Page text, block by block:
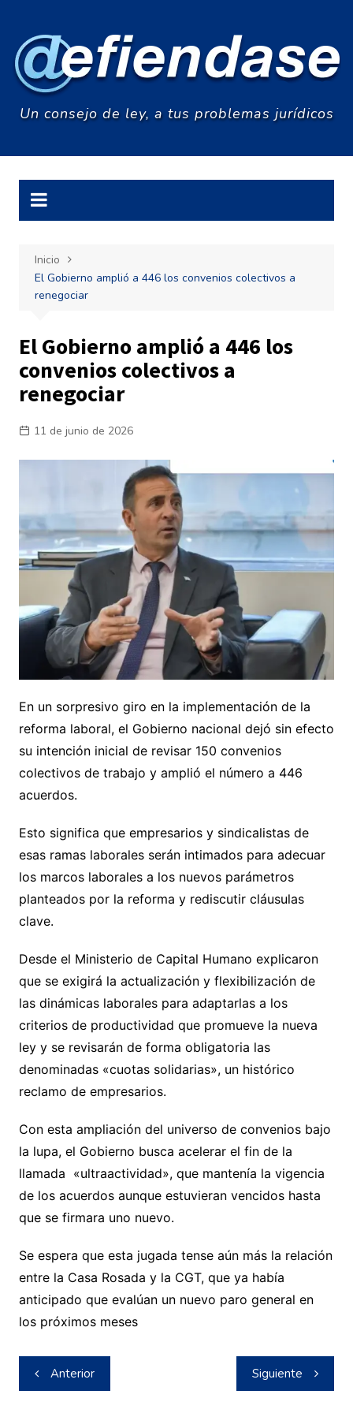
contenido
Un consejo de ley, a tus problemas jurídicos
Inicio
El Gobierno amplió a 446 los convenios colectivos a
renegociar
El Gobierno amplió a 446 los
convenios colectivos a
renegociar
11 de junio de 2026
En un sorpresivo giro en la implementación de la
reforma laboral, el Gobierno nacional dejó sin efecto
su intención inicial de revisar 150 convenios
colectivos de trabajo y amplió el número a 446
acuerdos.
Esto significa que empresarios y sindicalistas de
esas ramas laborales serán intimados para adecuar
los marcos laborales a los nuevos parámetros
planteados por la reforma y rediscutir cláusulas
clave.
Desde el Ministerio de Capital Humano explicaron
que se exigirá la actualización y flexibilización de
las dinámicas laborales para adaptarlas a los
criterios de productividad que promueve la nueva
ley y se revisarán de forma obligatoria las
denominadas «cuotas solidarias», un histórico
reclamo de empresarios.
Con esta ampliación del universo de convenios bajo
la lupa, el Gobierno busca acelerar el fin de la
llamada «ultraactividad», que mantenía la vigencia
de los acuerdos aunque estuvieran vencidos hasta
que se firmara uno nuevo.
Se espera que esta jugada tense aún más la relación
entre la Casa Rosada y la CGT, que ya había
anticipado que evalúan un nuevo paro general en
los próximos meses
Navegación
de
Anterior Siguiente